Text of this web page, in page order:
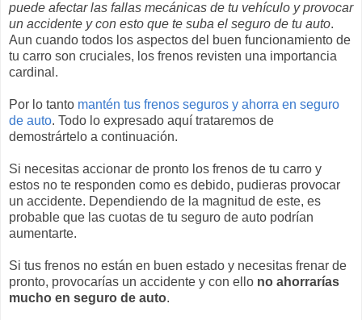
puede afectar las fallas mecánicas de tu vehículo y provocar
un accidente y con esto que te suba el seguro de tu auto.
Aun cuando todos los aspectos del buen funcionamiento de
tu carro son cruciales, los frenos revisten una importancia
cardinal.
Por lo tanto mantén tus frenos seguros y ahorra en seguro
de auto. Todo lo expresado aquí trataremos de
demostrártelo a continuación.
Si necesitas accionar de pronto los frenos de tu carro y
estos no te responden como es debido, pudieras provocar
un accidente. Dependiendo de la magnitud de este, es
probable que las cuotas de tu seguro de auto podrían
aumentarte.
Si tus frenos no están en buen estado y necesitas frenar de
pronto, provocarías un accidente y con ello no ahorrarías
mucho en seguro de auto.